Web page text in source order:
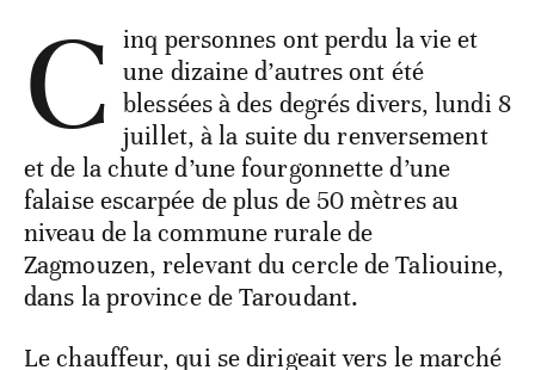
C inq personnes ont perdu la vie et
une dizaine d’autres ont été
blessées à des degrés divers, lundi 8
juillet, à la suite du renversement
et de la chute d’une fourgonnette d’une
falaise escarpée de plus de 50 mètres au
niveau de la commune rurale de
Zagmouzen, relevant du cercle de Taliouine,
dans la province de Taroudant.
Le chauffeur, qui se dirigeait vers le marché